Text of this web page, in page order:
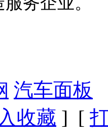
汽车面板
收藏 ] [